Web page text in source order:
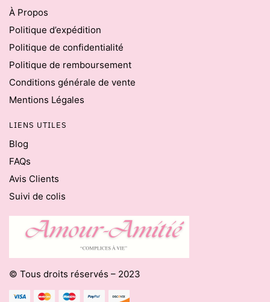
À Propos
Politique d’expédition
Politique de confidentialité
Politique de remboursement
Conditions générale de vente
Mentions Légales
LIENS UTILES
Blog
FAQs
Avis Clients
Suivi de colis
© Tous droits réservés – 2023